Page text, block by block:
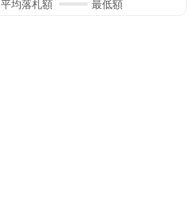
平均落札額 最低額